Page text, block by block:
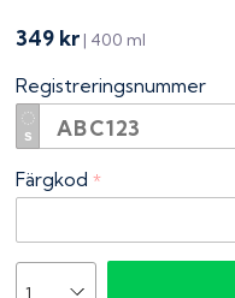
349 kr | 400 ml
Registreringsnummer
Färgkod *